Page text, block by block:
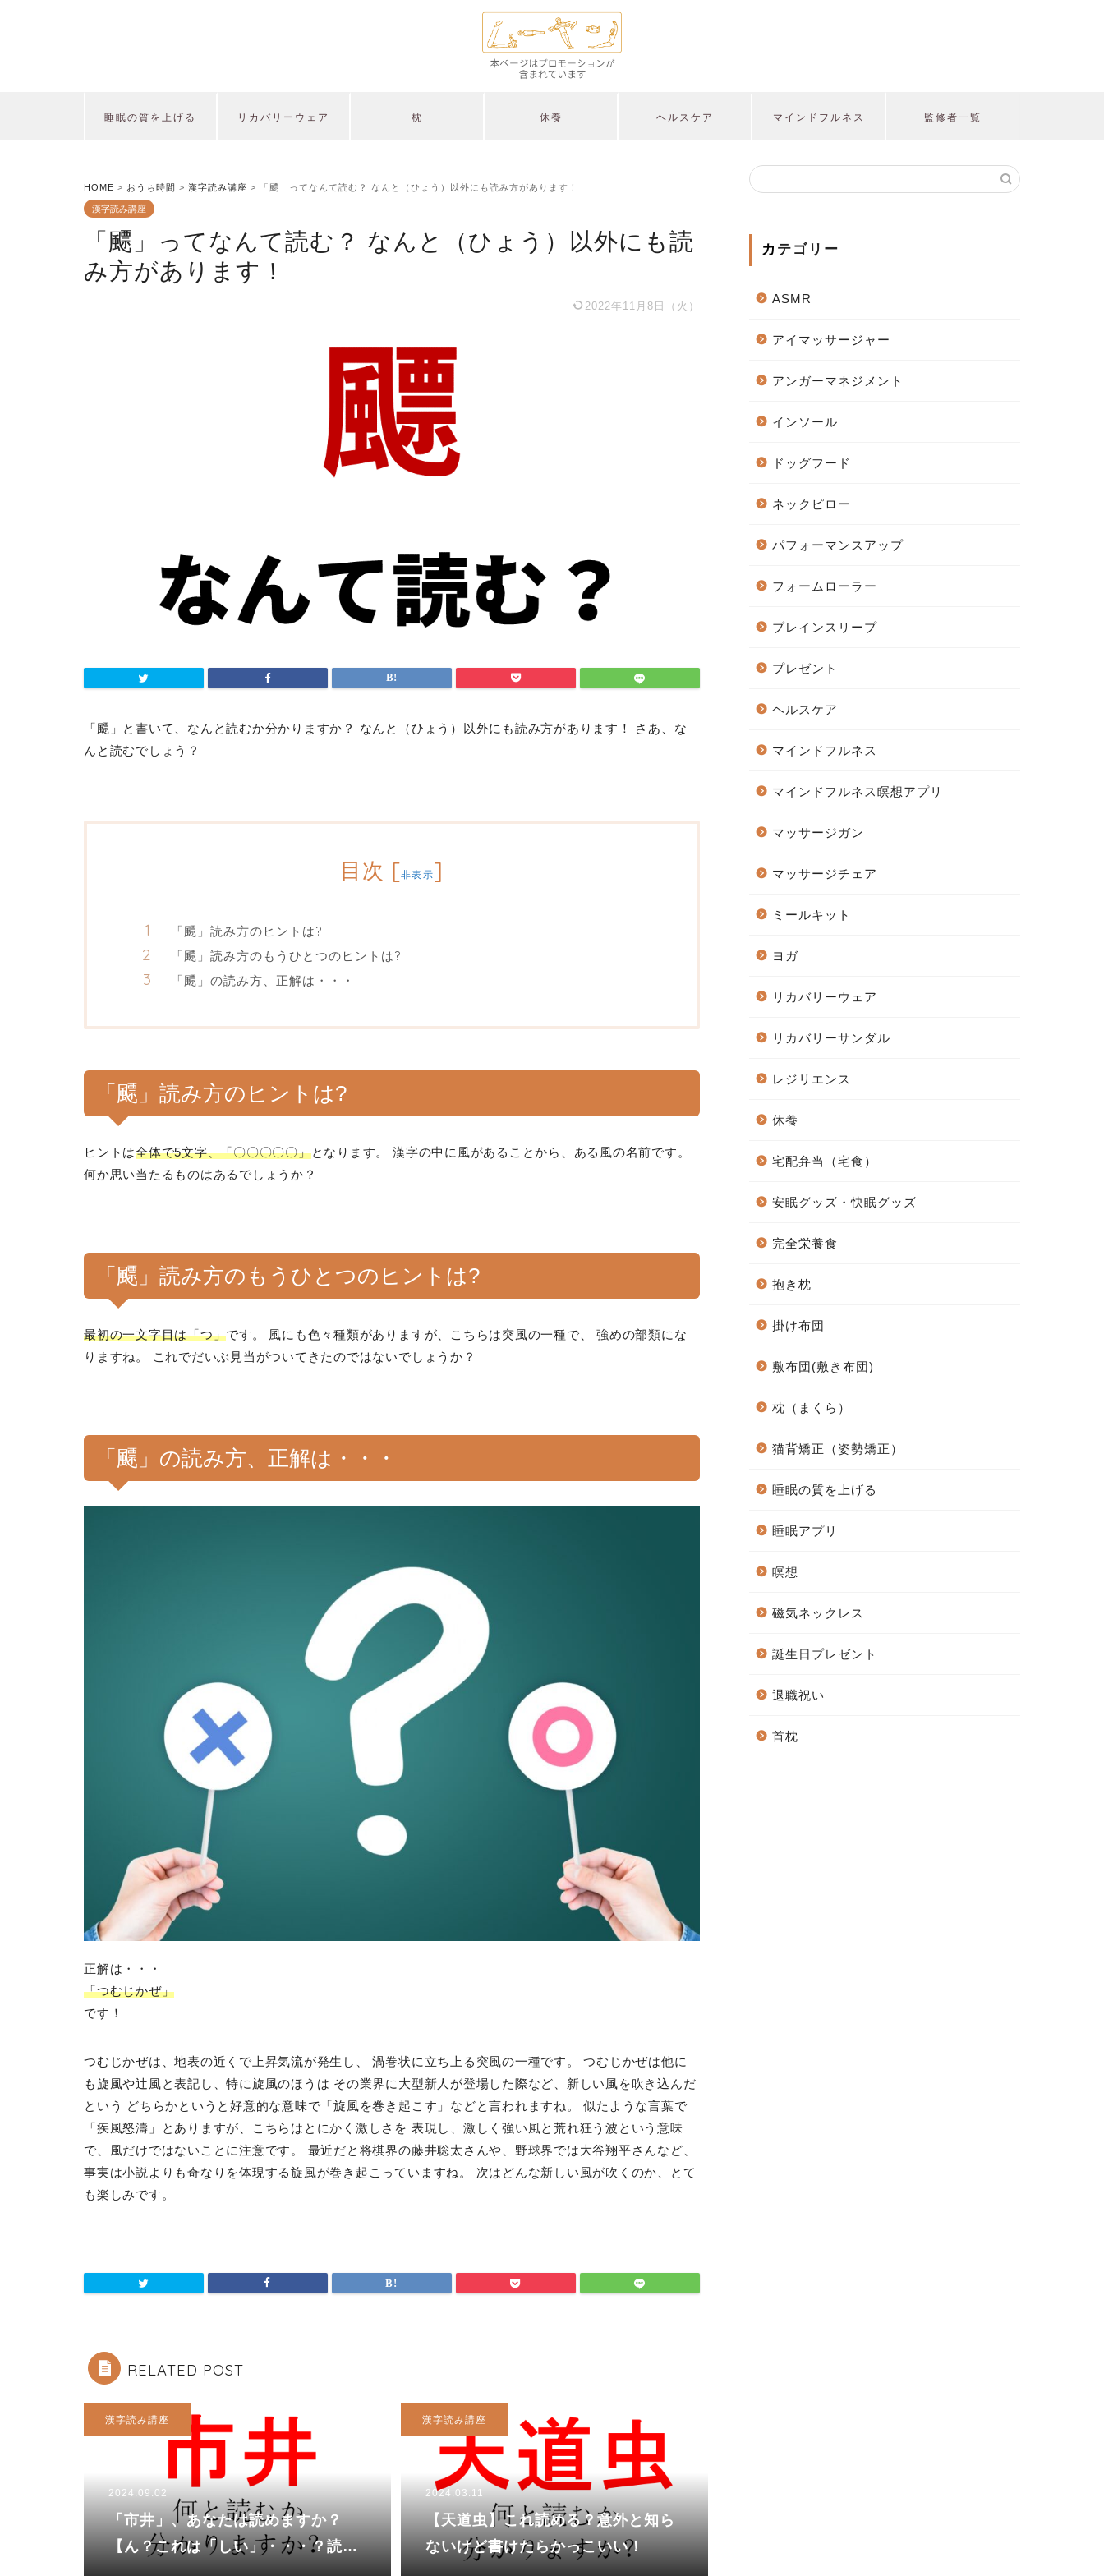
睡眠の質を上げる リカバリーウェア 枕 休養 ヘルスケア マインドフルネス 監修者一覧
HOME > おうち時間 > 漢字読み講座 > 「飃」ってなんて読む？ なんと（ひょう）以外にも読み方があります！
漢字読み講座
「飃」ってなんて読む？ なんと（ひょう）以外にも読
み方があります！
2022年11月8日（火）
「飃」と書いて、なんと読むか分かりますか？ なんと（ひょう）以外にも読み方があります！ さあ、な
んと読むでしょう？
目次 [非表示]
「飃」読み方のヒントは?
「飃」読み方のもうひとつのヒントは?
「飃」の読み方、正解は・・・
「飃」読み方のヒントは?
ヒントは全体で5文字、「〇〇〇〇〇」となります。 漢字の中に風があることから、ある風の名前です。
何か思い当たるものはあるでしょうか？
「飃」読み方のもうひとつのヒントは?
最初の一文字目は「つ」です。 風にも色々種類がありますが、こちらは突風の一種で、 強めの部類にな
りますね。 これでだいぶ見当がついてきたのではないでしょうか？
「飃」の読み方、正解は・・・
正解は・・・
「つむじかぜ」
です！
つむじかぜは、地表の近くで上昇気流が発生し、 渦巻状に立ち上る突風の一種です。 つむじかぜは他に
も旋風や辻風と表記し、特に旋風のほうは その業界に大型新人が登場した際など、新しい風を吹き込んだ
という どちらかというと好意的な意味で「旋風を巻き起こす」などと言われますね。 似たような言葉で
「疾風怒濤」とありますが、こちらはとにかく激しさを 表現し、激しく強い風と荒れ狂う波という意味
で、風だけではないことに注意です。 最近だと将棋界の藤井聡太さんや、野球界では大谷翔平さんなど、
事実は小説よりも奇なりを体現する旋風が巻き起こっていますね。 次はどんな新しい風が吹くのか、とて
も楽しみです。
RELATED POST
漢字読み講座
2024.09.02
「市井」、あなたは読めますか？
【ん？これは「しい」・・・？読め
そうで読めない！】
漢字読み講座
2024.03.11
【天道虫】これ読める？意外と知ら
ないけど書けたらかっこいい！
カテゴリー
ASMR
アイマッサージャー
アンガーマネジメント
インソール
ドッグフード
ネックピロー
パフォーマンスアップ
フォームローラー
ブレインスリープ
プレゼント
ヘルスケア
マインドフルネス
マインドフルネス瞑想アプリ
マッサージガン
マッサージチェア
ミールキット
ヨガ
リカバリーウェア
リカバリーサンダル
レジリエンス
休養
宅配弁当（宅食）
安眠グッズ・快眠グッズ
完全栄養食
抱き枕
掛け布団
敷布団(敷き布団)
枕（まくら）
猫背矯正（姿勢矯正）
睡眠の質を上げる
睡眠アプリ
瞑想
磁気ネックレス
誕生日プレゼント
退職祝い
首枕